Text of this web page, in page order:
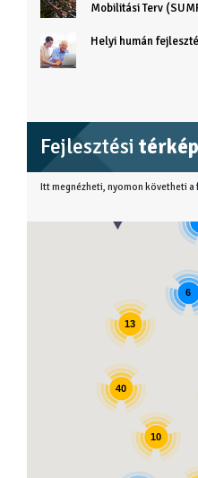
Mobilitási Terv
Helyi humán
Fejlesztési térkép
Itt megnézheti, nyomon követheti
40
6
13
10